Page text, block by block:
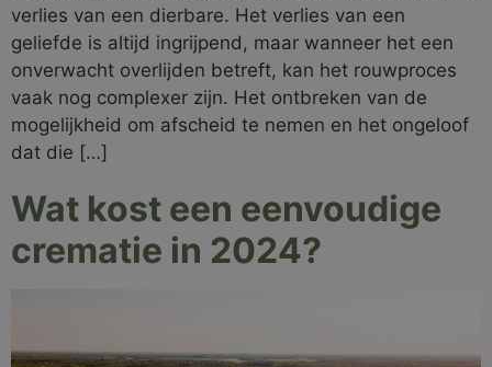
verlies van een dierbare. Het verlies van een
geliefde is altijd ingrijpend, maar wanneer het een
onverwacht overlijden betreft, kan het rouwproces
vaak nog complexer zijn. Het ontbreken van de
mogelijkheid om afscheid te nemen en het ongeloof
dat die […]
Wat kost een eenvoudige
crematie in 2024?